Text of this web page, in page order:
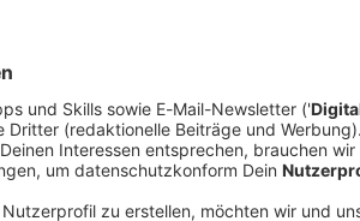
an der Stirn, eine eingeklemmte
das Wunden-Warm‑Up beim Wacken
viele verrückte
sondern nimmt die heilende
des Wacken Rescue Squads. 85.000
im schrägsten *Schlammassel* … WERBUNG Hier gibt es viele
und „NotAufnahme“: https://